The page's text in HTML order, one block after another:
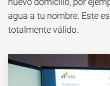
agua a tu nombre. Este
totalmente válido.